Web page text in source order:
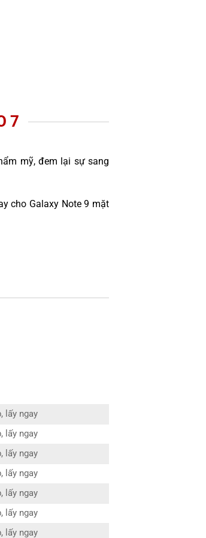
7
mỹ, đem lại sự sang
cho Galaxy Note 9 mặt
lấy ngay
lấy ngay
lấy ngay
lấy ngay
lấy ngay
lấy ngay
lấy ngay